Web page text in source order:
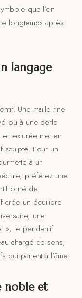
que l’on
longtemps après
langage
Une maille fine
ou à une perle
et texturée met en
sculpté. Pour un
à un
préférez une
orné de
crée un équilibre
une
», le pendentif
chargé de sens,
qui parlent à l’âme.
noble et